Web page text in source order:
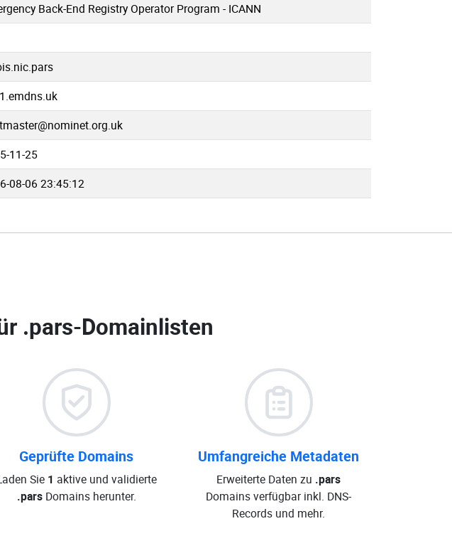
Back-End Registry Operator Program - ICANN
11-25
08-06 23:45:12
.pars-Domainlisten
Geprüfte Domains
Sie 1 aktive und validierte
.parsDomains herunter.
Umfangreiche Metadaten
Erweiterte Daten zu .pars
Domains verfügbar inkl. DNS-
Records und mehr.